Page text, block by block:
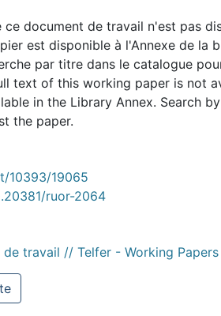
ce document de travail n'est pas
est disponible à l'Annexe de la
par titre dans le catalogue
text of this working paper is not
in the Library Annex. Search
the paper.
10393/19065
ruor-2064
travail // Telfer - Working Papers